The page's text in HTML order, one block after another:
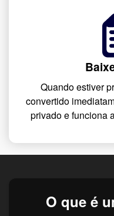
Quando estiver
convertido
privado e funciona
O que é